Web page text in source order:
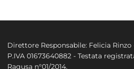
Direttore Responsabile: Felicia
P.IVA 01673640882 - Testata
Ragusa n°01/2014.